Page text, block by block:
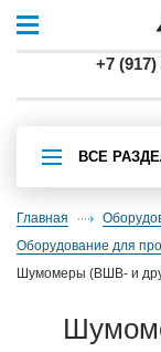
+7 (917)
ВСЕ
Главная
Оборудование для
шумомеры (ВШВ- и